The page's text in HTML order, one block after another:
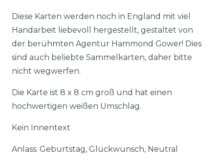
Diese Karten werden noch in England mit viel
Handarbeit liebevoll hergestellt, gestaltet von
der berühmten Agentur Hammond Gower! Dies
sind auch beliebte Sammelkarten, daher bitte
nicht wegwerfen.
Die Karte ist 8 x 8 cm groß und hat einen
hochwertigen weißen Umschlag.
Kein Innentext
Anlass: Geburtstag, Glückwunsch, Neutral